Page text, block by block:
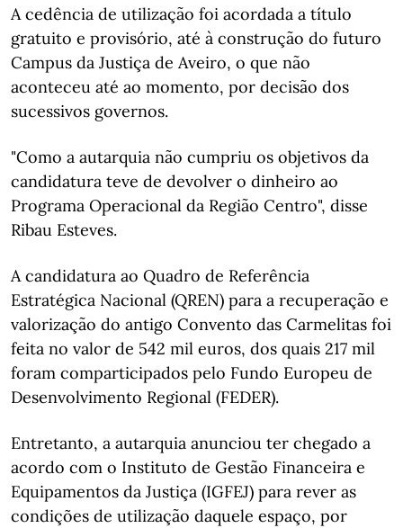
A cedência de utilização foi acordada a título
gratuito e provisório, até à construção do futuro
Campus da Justiça de Aveiro, o que não
aconteceu até ao momento, por decisão dos
sucessivos governos.
"Como a autarquia não cumpriu os objetivos da
candidatura teve de devolver o dinheiro ao
Programa Operacional da Região Centro", disse
Ribau Esteves.
A candidatura ao Quadro de Referência
Estratégica Nacional (QREN) para a recuperação e
valorização do antigo Convento das Carmelitas foi
feita no valor de 542 mil euros, dos quais 217 mil
foram comparticipados pelo Fundo Europeu de
Desenvolvimento Regional (FEDER).
Entretanto, a autarquia anunciou ter chegado a
acordo com o Instituto de Gestão Financeira e
Equipamentos da Justiça (IGFEJ) para rever as
condições de utilização daquele espaço, por